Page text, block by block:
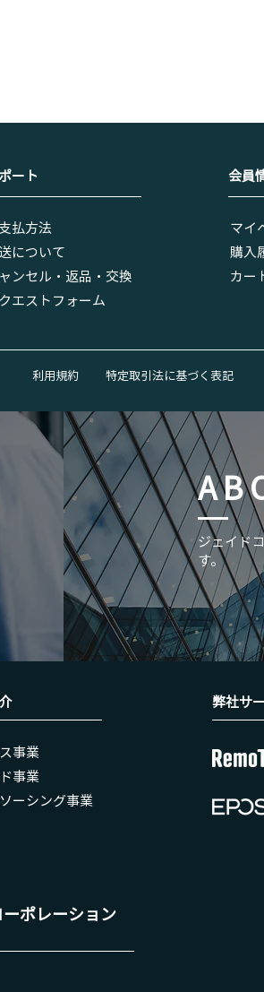
ート
払方法
について
ンセル・返品・交換
エストフォーム
会員
マイ
購入
カー
利用規約 特定取引法に基づく表記
ジェイド
す。
事業
事業
ーシング事業
弊社​サ
ポレーション